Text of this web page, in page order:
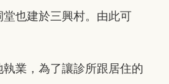
也建於三興村。由此可
業，為了讓診所跟居住的